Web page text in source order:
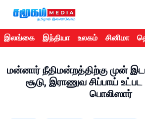
இலங்கை இந்தியா உலகம் சினிமா
மன்னார் நீதிமன்றத்திற்கு முன்
சூடு, இராணுவ சிப்பாய்
பொலிஸார்